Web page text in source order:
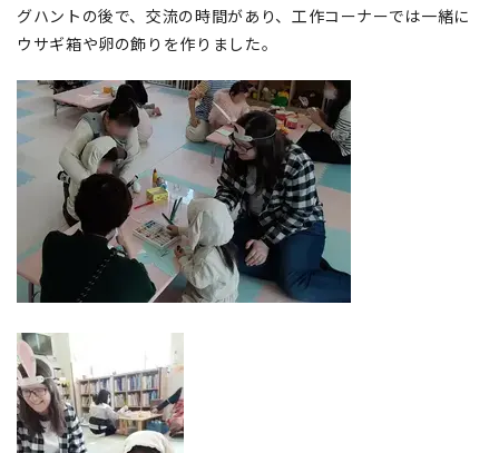
グハントの後で、交流の時間があり、工作コーナーでは一緒に
ウサギ箱や卵の飾りを作りました。